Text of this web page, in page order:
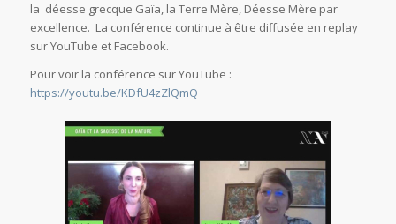
la déesse grecque Gaïa, la Terre Mère, Déesse Mère par
excellence. La conférence continue à être diffusée en replay
sur YouTube et Facebook.
Pour voir la conférence sur YouTube :
https://youtu.be/KDfU4zZlQmQ